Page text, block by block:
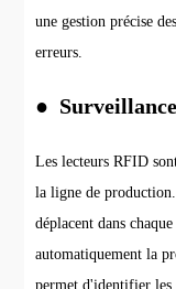
une gestion précise
erreurs.
●
Les lecteurs RFID
la ligne de
déplacent dans
automatiquement la
permet d'identifier les